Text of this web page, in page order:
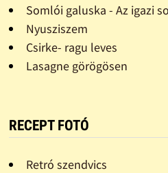
Somlói galuska - Az igazi
Nyusziszem
Csirke- ragu leves
Lasagne görögösen
RECEPT FOTÓ
Retró szendvics